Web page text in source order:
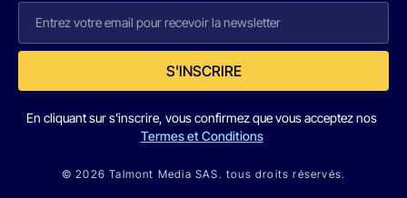
S'INSCRIRE
En cliquant sur s'inscrire, vous confirmez que vous acceptez nos
Termes et Conditions
© 2026 Talmont Media SAS. tous droits réservés.